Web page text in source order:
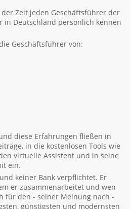
Zeit jeden Geschäftsführer der
Deutschland persönlich kennen
Geschäftsführer von:
diese Erfahrungen fließen in
in die kostenlosen Tools wie
virtuelle Assistent und in seine
ein.
keiner Bank verpflichtet. Er
er zusammenarbeitet und wen
für den - seiner Meinung nach -
günstigsten und modernsten